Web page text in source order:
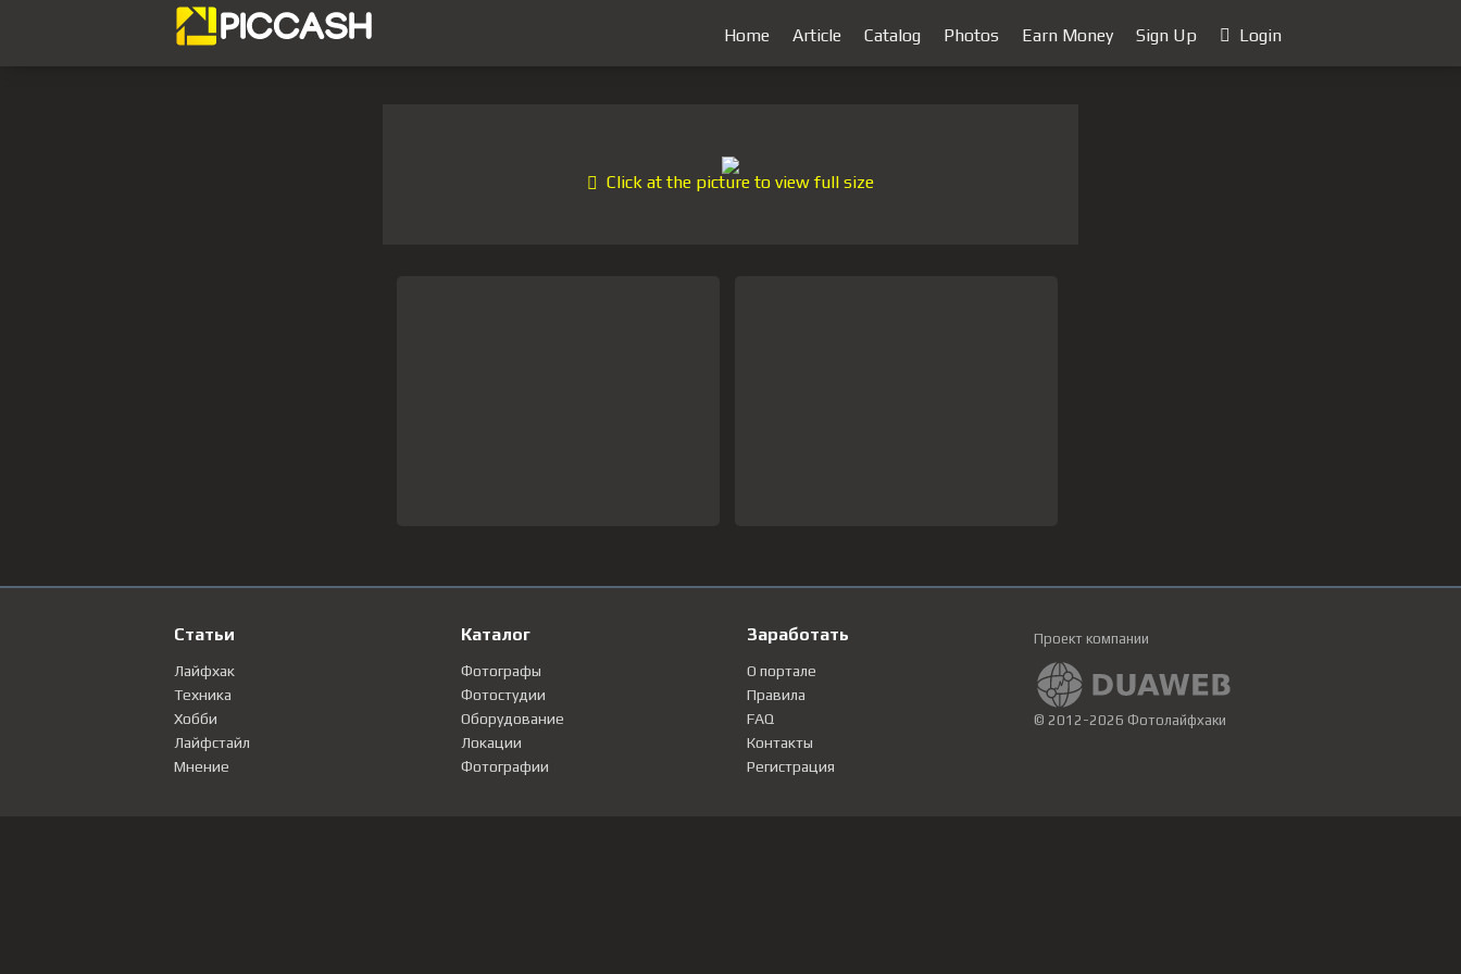
Home Article Catalog Photos Earn Money Sign Up Login
Click at the picture to view full size
Статьи
Лайфхак
Техника
Хобби
Лайфстайл
Мнение
Каталог
Фотографы
Фотостудии
Оборудование
Локации
Фотографии
Заработать
О портале
Правила
FAQ
Контакты
Регистрация
Проект компании
© 2012-2026 Фотолайфхаки